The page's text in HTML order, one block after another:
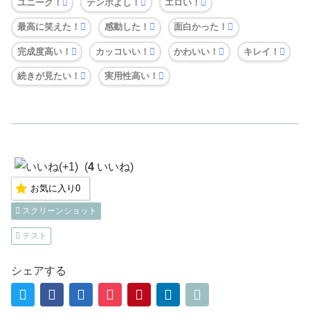
ユニーク！ テンポよし！ エロい！
最高に笑えた！ 感動した！ 面白かった！
完成度高い！ カッコいい！ かわいい！ キレイ！
続きが見たい！ 実用性高い！
(4 いいね)
お気に入り 0
スクリーンショット
テスト
シェアする